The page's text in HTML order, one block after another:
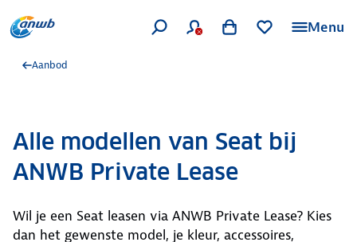
Menu
Aanbod
Alle modellen van Seat bij
ANWB Private Lease
Wil je een Seat leasen via ANWB Private Lease? Kies
dan het gewenste model, je kleur, accessoires,